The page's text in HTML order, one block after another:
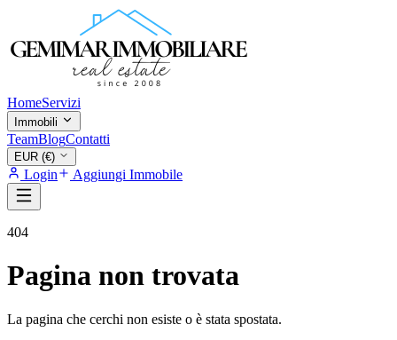
HomeServizi
Immobili
TeamBlogContatti
EUR (€)
Login Aggiungi Immobile
404
Pagina non trovata
La pagina che cerchi non esiste o è stata spostata.